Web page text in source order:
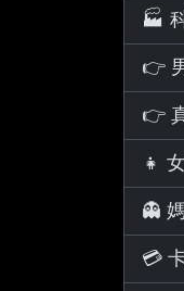
🏭
👉
👉
👧
👻
💳